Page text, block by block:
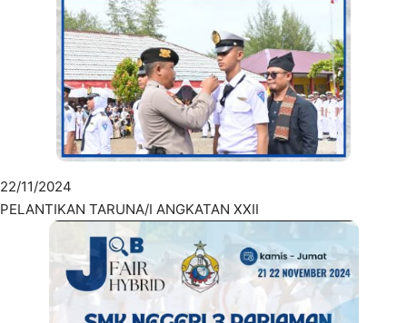
22/11/2024
PELANTIKAN TARUNA/I ANGKATAN XXII